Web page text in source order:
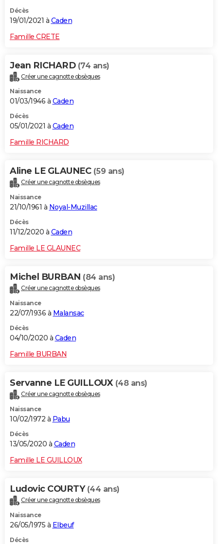
Décès
19/01/2021 à Caden
Famille CRETE
Jean RICHARD (74 ans)
Créer une cagnotte obsèques
Naissance
01/03/1946 à Caden
Décès
05/01/2021 à Caden
Famille RICHARD
Aline LE GLAUNEC (59 ans)
Créer une cagnotte obsèques
Naissance
21/10/1961 à Noyal-Muzillac
Décès
11/12/2020 à Caden
Famille LE GLAUNEC
Michel BURBAN (84 ans)
Créer une cagnotte obsèques
Naissance
22/07/1936 à Malansac
Décès
04/10/2020 à Caden
Famille BURBAN
Servanne LE GUILLOUX (48 ans)
Créer une cagnotte obsèques
Naissance
10/02/1972 à Pabu
Décès
13/05/2020 à Caden
Famille LE GUILLOUX
Ludovic COURTY (44 ans)
Créer une cagnotte obsèques
Naissance
26/05/1975 à Elbeuf
Décès